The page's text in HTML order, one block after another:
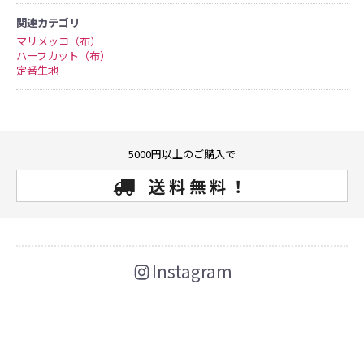
5000円以上のご購入で
送料無料！
Instagram
関連カテゴリ
マリメッコ（布）
ハーフカット（布）
定番生地